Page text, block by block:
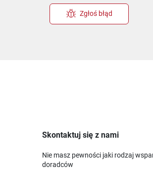
Zgłoś błąd
Skontaktuj się z nami
Nie masz pewności jaki rodzaj
doradców